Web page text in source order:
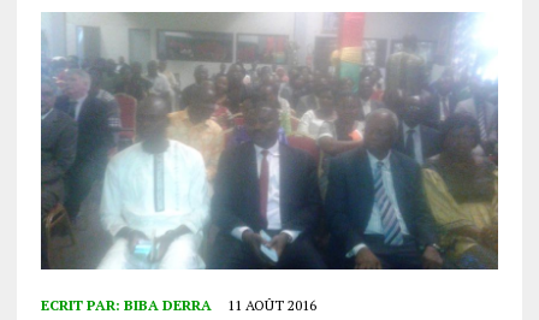
ECRIT PAR: BIBA DERRA 11 AOÛT 2016